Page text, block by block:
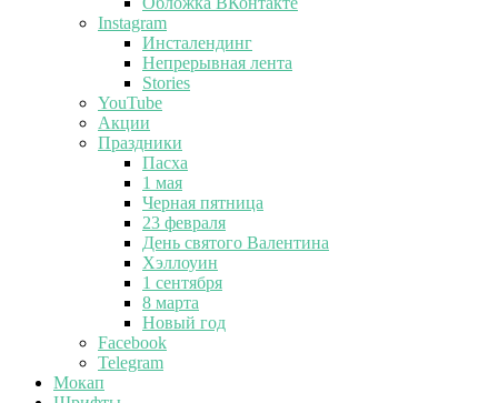
Instagram
Инсталендинг
Непрерывная лента
Stories
YouTube
Акции
Праздники
Пасха
1 мая
Черная пятница
23 февраля
День святого Валентина
Хэллоуин
1 сентября
8 марта
Новый год
Facebook
Telegram
Мокап